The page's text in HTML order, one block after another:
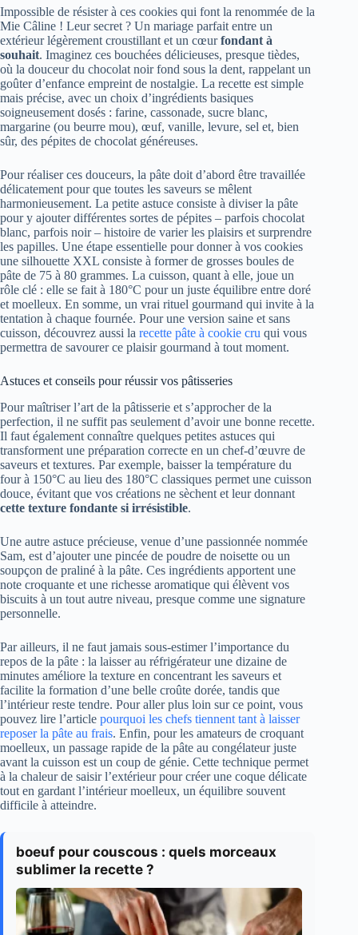
Impossible de résister à ces cookies qui font la renommée de la
Mie Câline ! Leur secret ? Un mariage parfait entre un
extérieur légèrement croustillant et un cœurfondant à
souhait. Imaginez ces bouchées délicieuses, presque tièdes,
où la douceur du chocolat noir fond sous la dent, rappelant un
goûter d’enfance empreint de nostalgie. La recette est simple
mais précise, avec un choix d’ingrédients basiques
soigneusement dosés : farine, cassonade, sucre blanc,
margarine (ou beurre mou), œuf, vanille, levure, sel et, bien
sûr, des pépites de chocolat généreuses.
Pour réaliser ces douceurs, la pâte doit d’abord être travaillée
délicatement pour que toutes les saveurs se mêlent
harmonieusement. La petite astuce consiste à diviser la pâte
pour y ajouter différentes sortes de pépites – parfois chocolat
blanc, parfois noir – histoire de varier les plaisirs et surprendre
les papilles. Une étape essentielle pour donner à vos cookies
une silhouette XXL consiste à former de grosses boules de
pâte de 75 à 80 grammes. La cuisson, quant à elle, joue un
rôle clé : elle se fait à 180°C pour un juste équilibre entre doré
et moelleux. En somme, un vrai rituel gourmand qui invite à la
tentation à chaque fournée. Pour une version saine et sans
cuisson, découvrez aussi la recette pâte à cookie cru qui vous
permettra de savourer ce plaisir gourmand à tout moment.
Astuces et conseils pour réussir vos pâtisseries
Pour maîtriser l’art de la pâtisserie et s’approcher de la
perfection, il ne suffit pas seulement d’avoir une bonne recette.
Il faut également connaître quelques petites astuces qui
transforment une préparation correcte en un chef-d’œuvre de
saveurs et textures. Par exemple, baisser la température du
four à 150°C au lieu des 180°C classiques permet une cuisson
douce, évitant que vos créations ne sèchent et leur donnant
cette texture fondante si irrésistible.
Une autre astuce précieuse, venue d’une passionnée nommée
Sam, est d’ajouter une pincée de poudre de noisette ou un
soupçon de praliné à la pâte. Ces ingrédients apportent une
note croquante et une richesse aromatique qui élèvent vos
biscuits à un tout autre niveau, presque comme une signature
personnelle.
Par ailleurs, il ne faut jamais sous-estimer l’importance du
repos de la pâte : la laisser au réfrigérateur une dizaine de
minutes améliore la texture en concentrant les saveurs et
facilite la formation d’une belle croûte dorée, tandis que
l’intérieur reste tendre. Pour aller plus loin sur ce point, vous
pouvez lire l’article pourquoi les chefs tiennent tant à laisser
reposer la pâte au frais. Enfin, pour les amateurs de croquant
moelleux, un passage rapide de la pâte au congélateur juste
avant la cuisson est un coup de génie. Cette technique permet
à la chaleur de saisir l’extérieur pour créer une coque délicate
tout en gardant l’intérieur moelleux, un équilibre souvent
difficile à atteindre.
boeuf pour couscous : quels morceaux
sublimer la recette ?